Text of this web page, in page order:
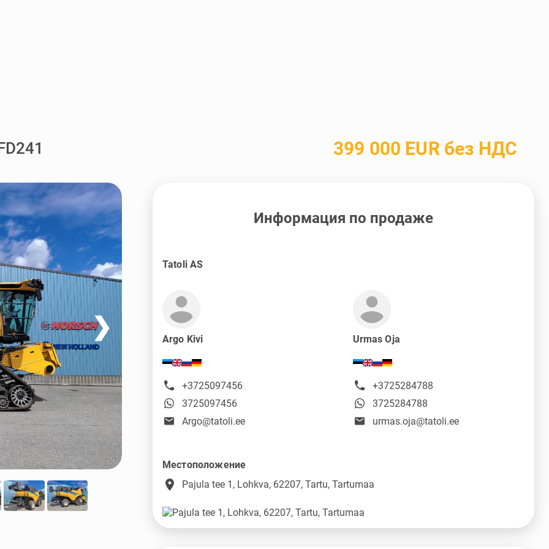
399 000 EUR без НДС
❯
Информация по продаже
Tatoli AS
Argo Kivi
+3725097456
3725097456
Argo@tatoli.ee
Urmas Oja
+3725284788
3725284788
urmas.oja@tatoli.ee
Местоположение
place Pajula tee 1, Lohkva, 62207, Tartu, Tartumaa